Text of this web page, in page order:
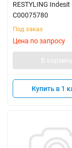
RESTYLING Indesit
C00075780
Под заказ
Цена по запросу
В корзину
Купить в 1